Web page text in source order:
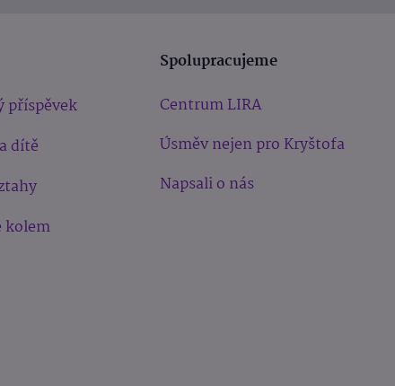
příspěvek
dítě
kolem
Spolupracujeme
Centrum LIRA
Úsměv nejen pro Kryštofa
Napsali o nás